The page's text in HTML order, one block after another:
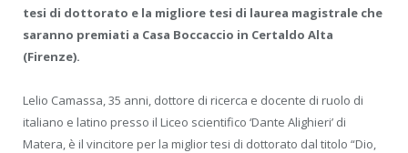
tesi di dottorato e la migliore tesi di laurea magistrale che
saranno premiati a Casa Boccaccio in Certaldo Alta
(Firenze).
Lelio Camassa, 35 anni, dottore di ricerca e docente di ruolo di
italiano e latino presso il Liceo scientifico ‘Dante Alighieri’ di
Matera, è il vincitore per la miglior tesi di dottorato dal titolo “Dio,